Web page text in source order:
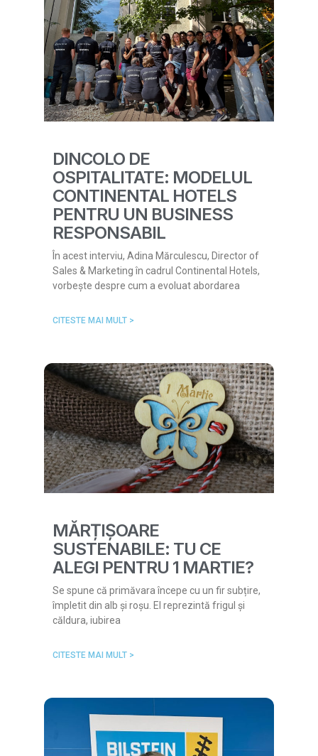
DINCOLO DE
OSPITALITATE: MODELUL
CONTINENTAL HOTELS
PENTRU UN BUSINESS
RESPONSABIL
În acest interviu, Adina Mărculescu, Director of
Sales & Marketing în cadrul Continental Hotels,
vorbește despre cum a evoluat abordarea
CITESTE MAI MULT >
MĂRȚIȘOARE
SUSTENABILE: TU CE
ALEGI PENTRU 1 MARTIE?
Se spune că primăvara începe cu un fir subțire,
împletit din alb și roșu. El reprezintă frigul și
căldura, iubirea
CITESTE MAI MULT >